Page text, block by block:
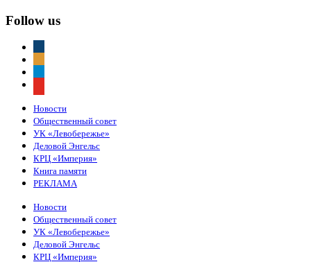
Follow us
Новости
Общественный совет
УК «Левобережье»
Деловой Энгельс
КРЦ «Империя»
Книга памяти
РЕКЛАМА
Новости
Общественный совет
УК «Левобережье»
Деловой Энгельс
КРЦ «Империя»